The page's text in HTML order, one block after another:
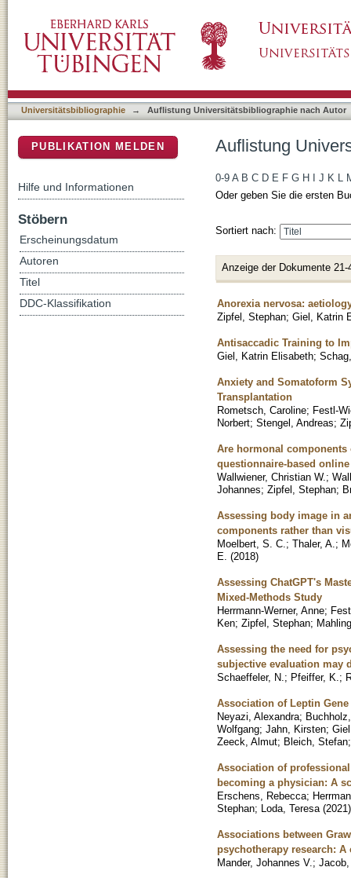
Universitätsbibliographie → Auflistung Universitätsbibliographie nach Autor
Auflistung
0-9 A B C D E F G H J K L
Oder geben Sie die ersten
Sortiert nach:
Anzeige der Dokumente 21-
Anorexia nervosa:
Zipfel, Stephan; Giel, Katrin
Antisaccadic Training to
Giel, Katrin Elisabeth;
Anxiety and Somatoform
Transplantation
Rometsch, Caroline; Festl-
Norbert; Stengel, Andreas;
Are hormonal
questionnaire-based
Wallwiener, Christian W. ;
Johannes; Zipfel, Stephan;
Assessing body image in
components rather than
Moelbert, S. C. ; Thaler, A. ;
E. (2018)
Assessing ChatGPT's
Mixed-Methods Study
Herrmann-Werner, Anne;
Ken; Zipfel, Stephan;
Assessing the need for
subjective evaluation may
Schaeffeler, N. ; Pfeiffer, K. ;
Association of Leptin
Neyazi, Alexandra;
Wolfgang; Jahn, Kirsten;
Zeeck, Almut; Bleich, Stefan
Association of
becoming a physician: A
Erschens, Rebecca;
Stephan; Loda, Teresa (2021)
Associations between
psychotherapy research:
Mander, Johannes V. ;
PUBLIKATION MELDEN
Hilfe und Informationen
Stöbern
Erscheinungsdatum
Autoren
Titel
DDC-Klassifikation